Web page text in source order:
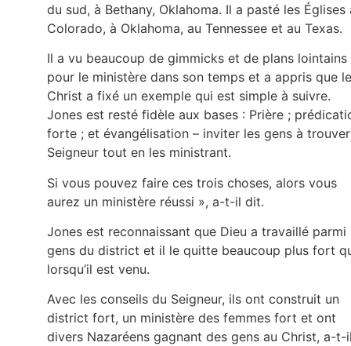
du sud, à Bethany, Oklahoma. Il a pasté les Églises
Colorado, à Oklahoma, au Tennessee et au Texas.
Il a vu beaucoup de gimmicks et de plans lointains
pour le ministère dans son temps et a appris que le
Christ a fixé un exemple qui est simple à suivre.
Jones est resté fidèle aux bases : Prière ;
forte ; et évangélisation – inviter les gens à
Seigneur tout en les ministrant.
Si vous pouvez faire ces trois choses, alors vous
aurez un ministère réussi », a-t-il dit.
Jones est reconnaissant que Dieu a travaillé parmi
gens du district et il le quitte beaucoup plus fort
lorsqu’il est venu.
Avec les conseils du Seigneur, ils ont construit un
district fort, un ministère des femmes fort et ont
divers Nazaréens gagnant des gens au Christ, a-t-